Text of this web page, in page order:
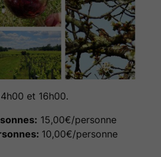
et 16h00.
15,00€/personne
10,00€/personne